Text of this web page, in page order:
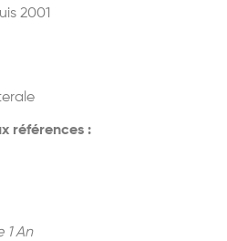
2001
références :
1 An